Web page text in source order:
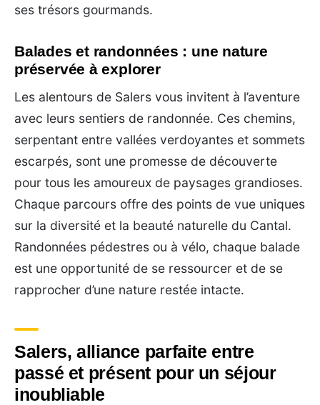
ses trésors gourmands.
Balades et randonnées : une nature
préservée à explorer
Les alentours de Salers vous invitent à l’aventure
avec leurs sentiers de randonnée. Ces chemins,
serpentant entre vallées verdoyantes et sommets
escarpés, sont une promesse de découverte
pour tous les amoureux de paysages grandioses.
Chaque parcours offre des points de vue uniques
sur la diversité et la beauté naturelle du Cantal.
Randonnées pédestres ou à vélo, chaque balade
est une opportunité de se ressourcer et de se
rapprocher d’une nature restée intacte.
Salers, alliance parfaite entre
passé et présent pour un séjour
inoubliable